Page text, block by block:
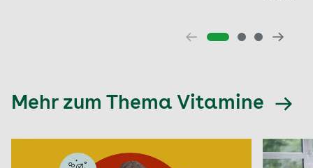
Mehr zum Thema Vitamine